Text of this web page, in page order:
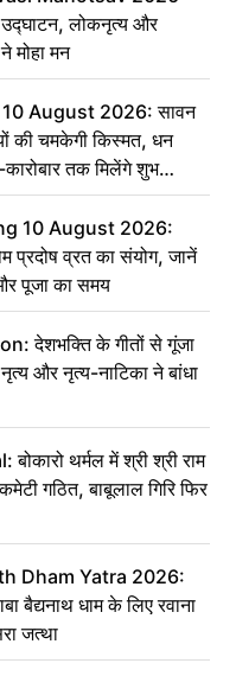
लोकनृत्य और
मोहा मन
August 2026: सावन
की चमकेगी किस्मत, धन
तक मिलेंगे शुभ
10 August 2026:
प्रदोष व्रत का संयोग, जानें
पूजा का समय
देशभक्ति के गीतों से गूंजा
और नृत्य-नाटिका ने बांधा
थर्मल में श्री श्री राम
गठित, बाबूलाल गिरि फिर
Dham Yatra 2026:
बैद्यनाथ धाम के लिए रवाना
जत्था